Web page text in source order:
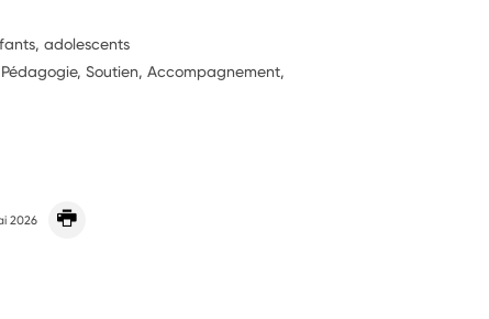
adolescents
Pédagogie, Soutien, Accompagnement,
2026